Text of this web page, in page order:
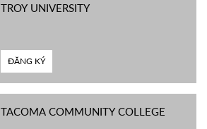
TROY UNIVERSITY
ĐĂNG KÝ
TACOMA COMMUNITY COLLEGE